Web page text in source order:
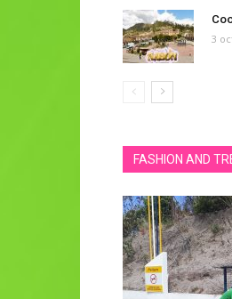
3
FASHION AND